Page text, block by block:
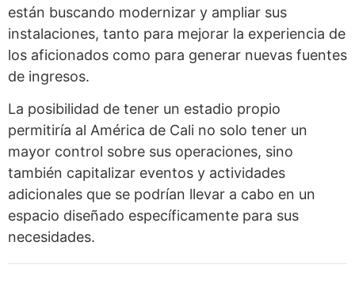
están buscando modernizar y ampliar sus
instalaciones, tanto para mejorar la experiencia de
los aficionados como para generar nuevas fuentes
de ingresos.
La posibilidad de tener un estadio propio
permitiría al América de Cali no solo tener un
mayor control sobre sus operaciones, sino
también capitalizar eventos y actividades
adicionales que se podrían llevar a cabo en un
espacio diseñado específicamente para sus
necesidades.